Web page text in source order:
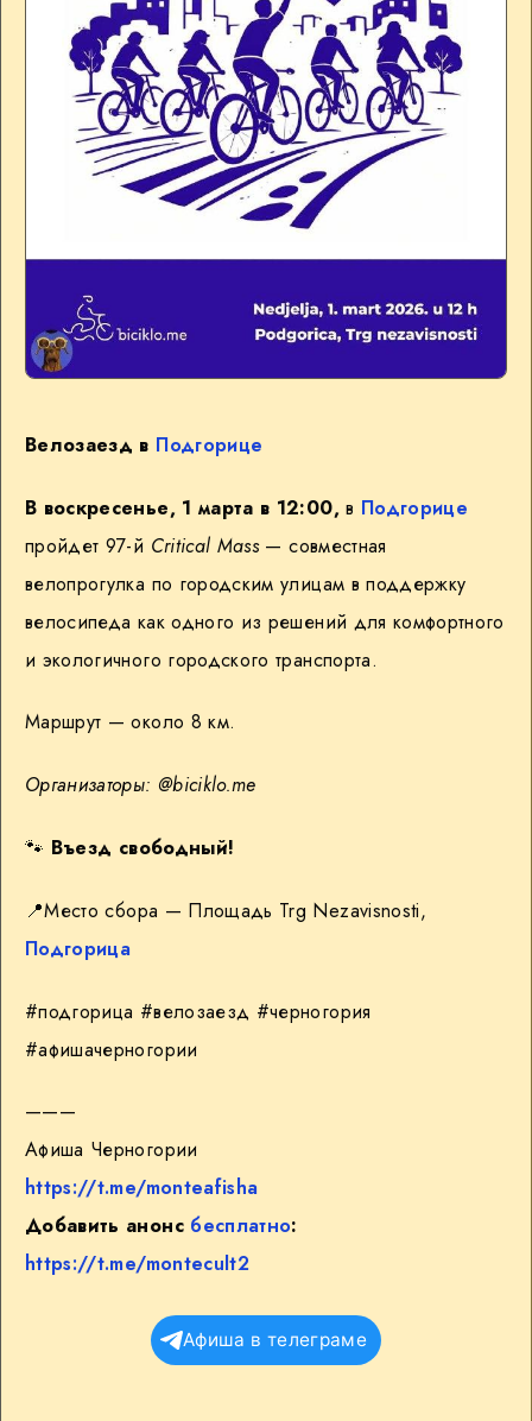
Велозаезд в Подгорице
В воскресенье, 1 марта в 12:00,в Подгорице
пройдет 97-й Critical Mass— совместная
велопрогулка по городским улицам в поддержку
велосипеда как одного из решений для комфортного
и экологичного городского транспорта.
Маршрут — около 8 км.
Организаторы: @biciklo.me
🐾 Въезд свободный!
📍Место сбора — Площадь Trg Nezavisnosti,
Подгорица
#подгорица #велозаезд #черногория
#афишачерногории
———
Афиша Черногории
https://t.me/monteafisha
Добавить анонс бесплатно:
https://t.me/montecult2
Афиша в телеграме